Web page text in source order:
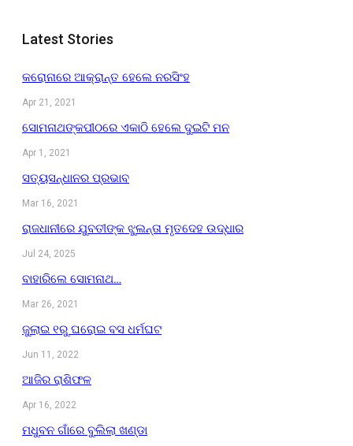
Latest Stories
କରୋନାରେ ଆକ୍ରାନ୍ତ ହେଲେ ନରସିଂହ
Apr 21, 2021
ସୋମନାଥଙ୍କପୀଠରେ ଏକାଠି ହେଲେ ଦୁଇଟି ମନ
Apr 1, 2021
ସତ୍ୟସନ୍ଧାନର ପ୍ରଭାବ
Mar 16, 2021
ରାଜଧାନୀରେ ଯୁବତୀଙ୍କ ଝୁଲନ୍ତା ମୃତଦେହ ଉଦ୍ଧାର
Jul 24, 2025
ବାହାରିଲେ ସୋମନାଥ…
Mar 26, 2021
ଜୁଲାଇ ୧ରୁ ଘରୋଇ ବସ ଧର୍ମଘଟ
Jun 11, 2022
ଆଜିର ରାଶିଫଳ
Apr 16, 2022
ମଧୁବନ ଗାଁରେ ବୁଲିଲା ଖଣ୍ଡା